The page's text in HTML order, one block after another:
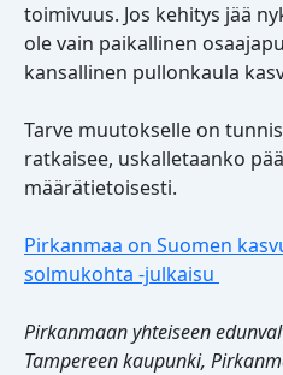
toimivuus. Jos kehitys jää
ole vain paikallinen
kansallinen pullonkaula
Tarve muutokselle on
ratkaisee, uskalletaanko
määrätietoisesti.
Pirkanmaa on Suomen
solmukohta -julkaisu
Pirkanmaan yhteiseen
Tampereen kaupunki,